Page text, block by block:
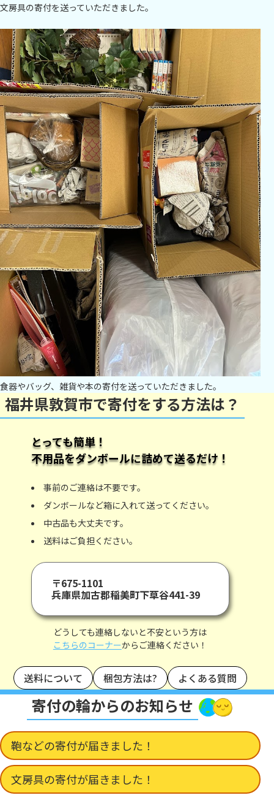
文房具の寄付を送っていただきました。
食器やバッグ、雑貨や本の寄付を送っていただきました。
福井県敦賀市で寄付をする方法は？
とっても簡単！
不用品をダンボールに詰めて送るだけ！
事前のご連絡は不要です。
ダンボールなど箱に入れて送ってください。
中古品も大丈夫です。
送料はご負担ください。
〒675-1101
兵庫県加古郡稲美町下草谷441-39
どうしても連絡しないと不安という方は
こちらのコーナーからご連絡ください！
送料について 梱包方法は? よくある質問
寄付の輪からのお知らせ
鞄などの寄付が届きました！
文房具の寄付が届きました！